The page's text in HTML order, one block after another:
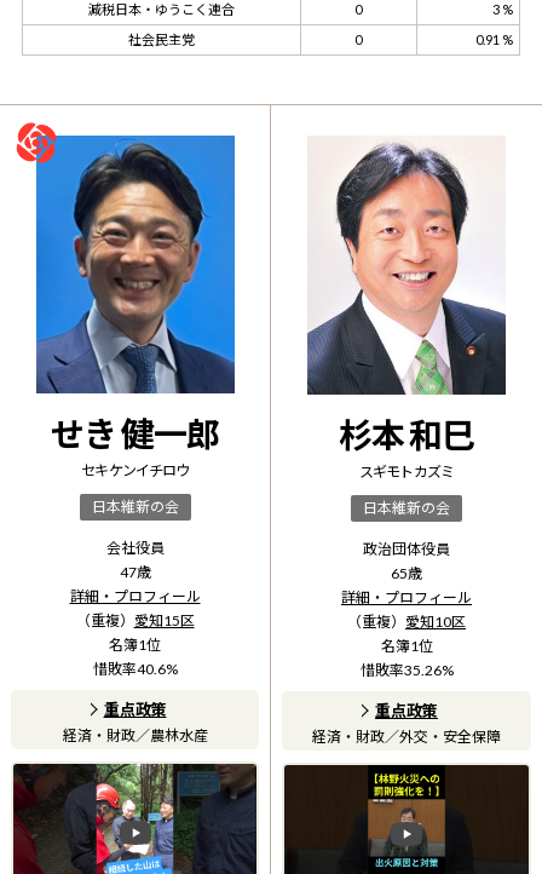
減税日本・ゆうこく連合 0
3 %
社会民主党
0 0.91 %
せき 健一郎
セキ ケンイチロウ
日本維新の会
会社役員
47歳
詳細・プロフィール
（重複） 愛知15区
名簿1位
惜敗率40.6%
重点政策
経済・財政／農林水産
杉本 和巳
スギモト カズミ
日本維新の会
政治団体役員
65歳
詳細・プロフィール
（重複） 愛知10区
名簿1位
惜敗率35.26%
重点政策
経済・財政／外交・安全保障